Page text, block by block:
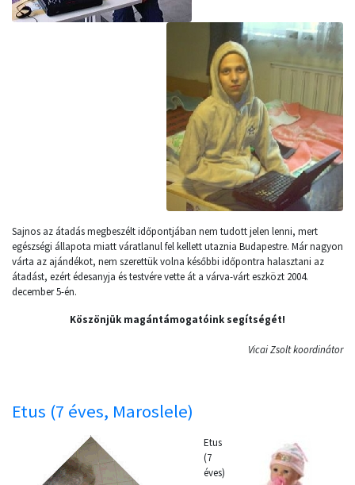
Sajnos az átadás megbeszélt időpontjában nem tudott jelen lenni, mert
egészségi állapota miatt váratlanul fel kellett utaznia Budapestre. Már nagyon
várta az ajándékot, nem szerettük volna későbbi időpontra halasztani az
átadást, ezért édesanyja és testvére vette át a várva-várt eszközt 2004.
december 5-én.
Köszönjük magántámogatóink segítségét!
Vicai Zsolt koordinátor
Etus (7 éves, Maroslele)
Etus
(7
éves)